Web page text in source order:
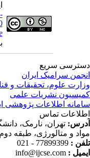
سریع
سرامیک ایران
علوم، تحقیقات و
نشریات علمی
اطلاعات پژوهشی
تماس
تهران، نارمک،
و متالورژی، طبقه دوم
:
77899399 - 021
:
info@ijcse.com